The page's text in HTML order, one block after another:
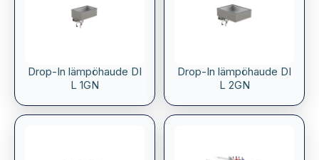
Drop-In lämpöhaude DI
L 1GN
Drop-In lämpöhaude DI
L 2GN